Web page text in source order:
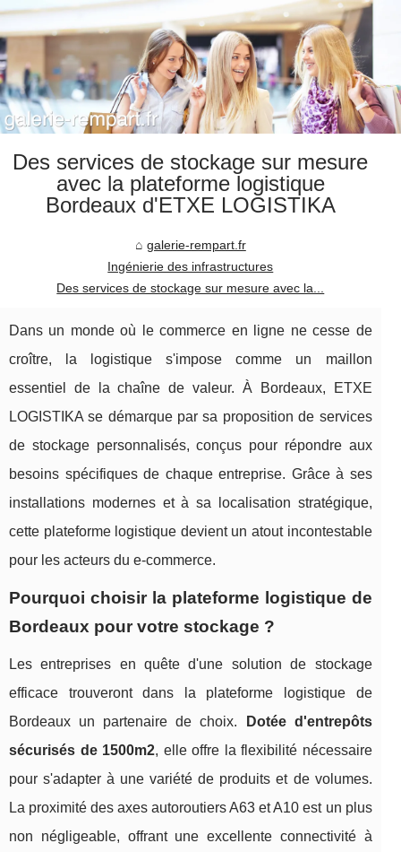
Des services de stockage sur mesure
avec la plateforme logistique
Bordeaux d'ETXE LOGISTIKA
galerie-rempart.fr
Ingénierie des infrastructures
Des services de stockage sur mesure avec la...
Dans un monde où le commerce en ligne ne cesse de
croître, la logistique s'impose comme un maillon
essentiel de la chaîne de valeur. À Bordeaux, ETXE
LOGISTIKA se démarque par sa proposition de services
de stockage personnalisés, conçus pour répondre aux
besoins spécifiques de chaque entreprise. Grâce à ses
installations modernes et à sa localisation stratégique,
cette plateforme logistique devient un atout incontestable
pour les acteurs du e-commerce.
Pourquoi choisir la plateforme logistique de
Bordeaux pour votre stockage ?
Les entreprises en quête d'une solution de stockage
efficace trouveront dans la plateforme logistique de
Bordeaux un partenaire de choix.
Dotée d'entrepôts
sécurisés de 1500m2, elle offre la flexibilité nécessaire
pour s'adapter à une variété de produits et de volumes.
La proximité des axes autoroutiers A63 et A10 est un plus
non négligeable, offrant une excellente connectivité à